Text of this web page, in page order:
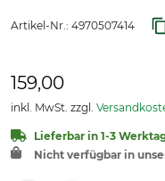
Artikel-Nr.: 4970507414
159,00
inkl. MwSt. zzgl.
Lieferbar in 1-3
Nicht verfügbar in